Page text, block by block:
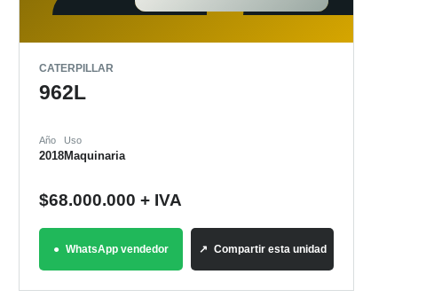
CATERPILLAR
962L
Año
2018
Uso
Maquinaria
$68.000.000 + IVA
WhatsApp vendedor Compartir esta unidad